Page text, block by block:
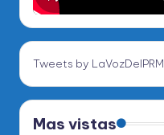
Tweets by LaVozDelPRM
Mas vistas